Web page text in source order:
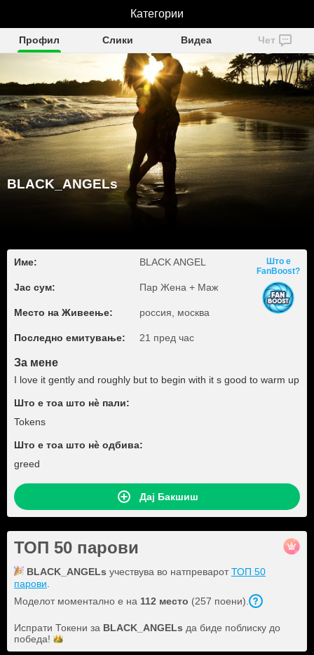
BLACK_ANGELs
Профил Слики Видеа Чет
BLACK_ANGELs
Име: BLACK ANGEL
Јас сум: Пар Жена + Маж
Место на Живеење: россия, москва
Последно емитување: 21 пред час
Што е
FanBoost?
За мене
I love it gently and roughly but to begin with it s good to warm up
Што е тоа што нѐ пали:
Tokens
Што е тоа што нѐ одбива:
greed
Дај Бакшиш
ТОП 50 парови
BLACK_ANGELs учествува во натпреваротТОП 50
парови
Моделот моментално е на 112 место (257 поени).
Испрати Токени за BLACK_ANGELs да биде поблиску до
победа!
Категории